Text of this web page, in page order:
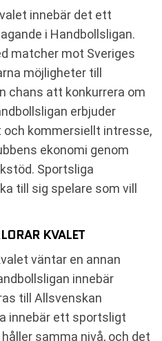
innebär det ett
i Handbollsligan.
matcher mot Sveriges
möjligheter till
chans att konkurrera om
erbjuder
kommersiellt intresse,
ekonomi genom
Sportsliga
till sig spelare som vill
KVALET
väntar en annan
innebär
till Allsvenskan
innebär ett sportsligt
samma nivå, och det